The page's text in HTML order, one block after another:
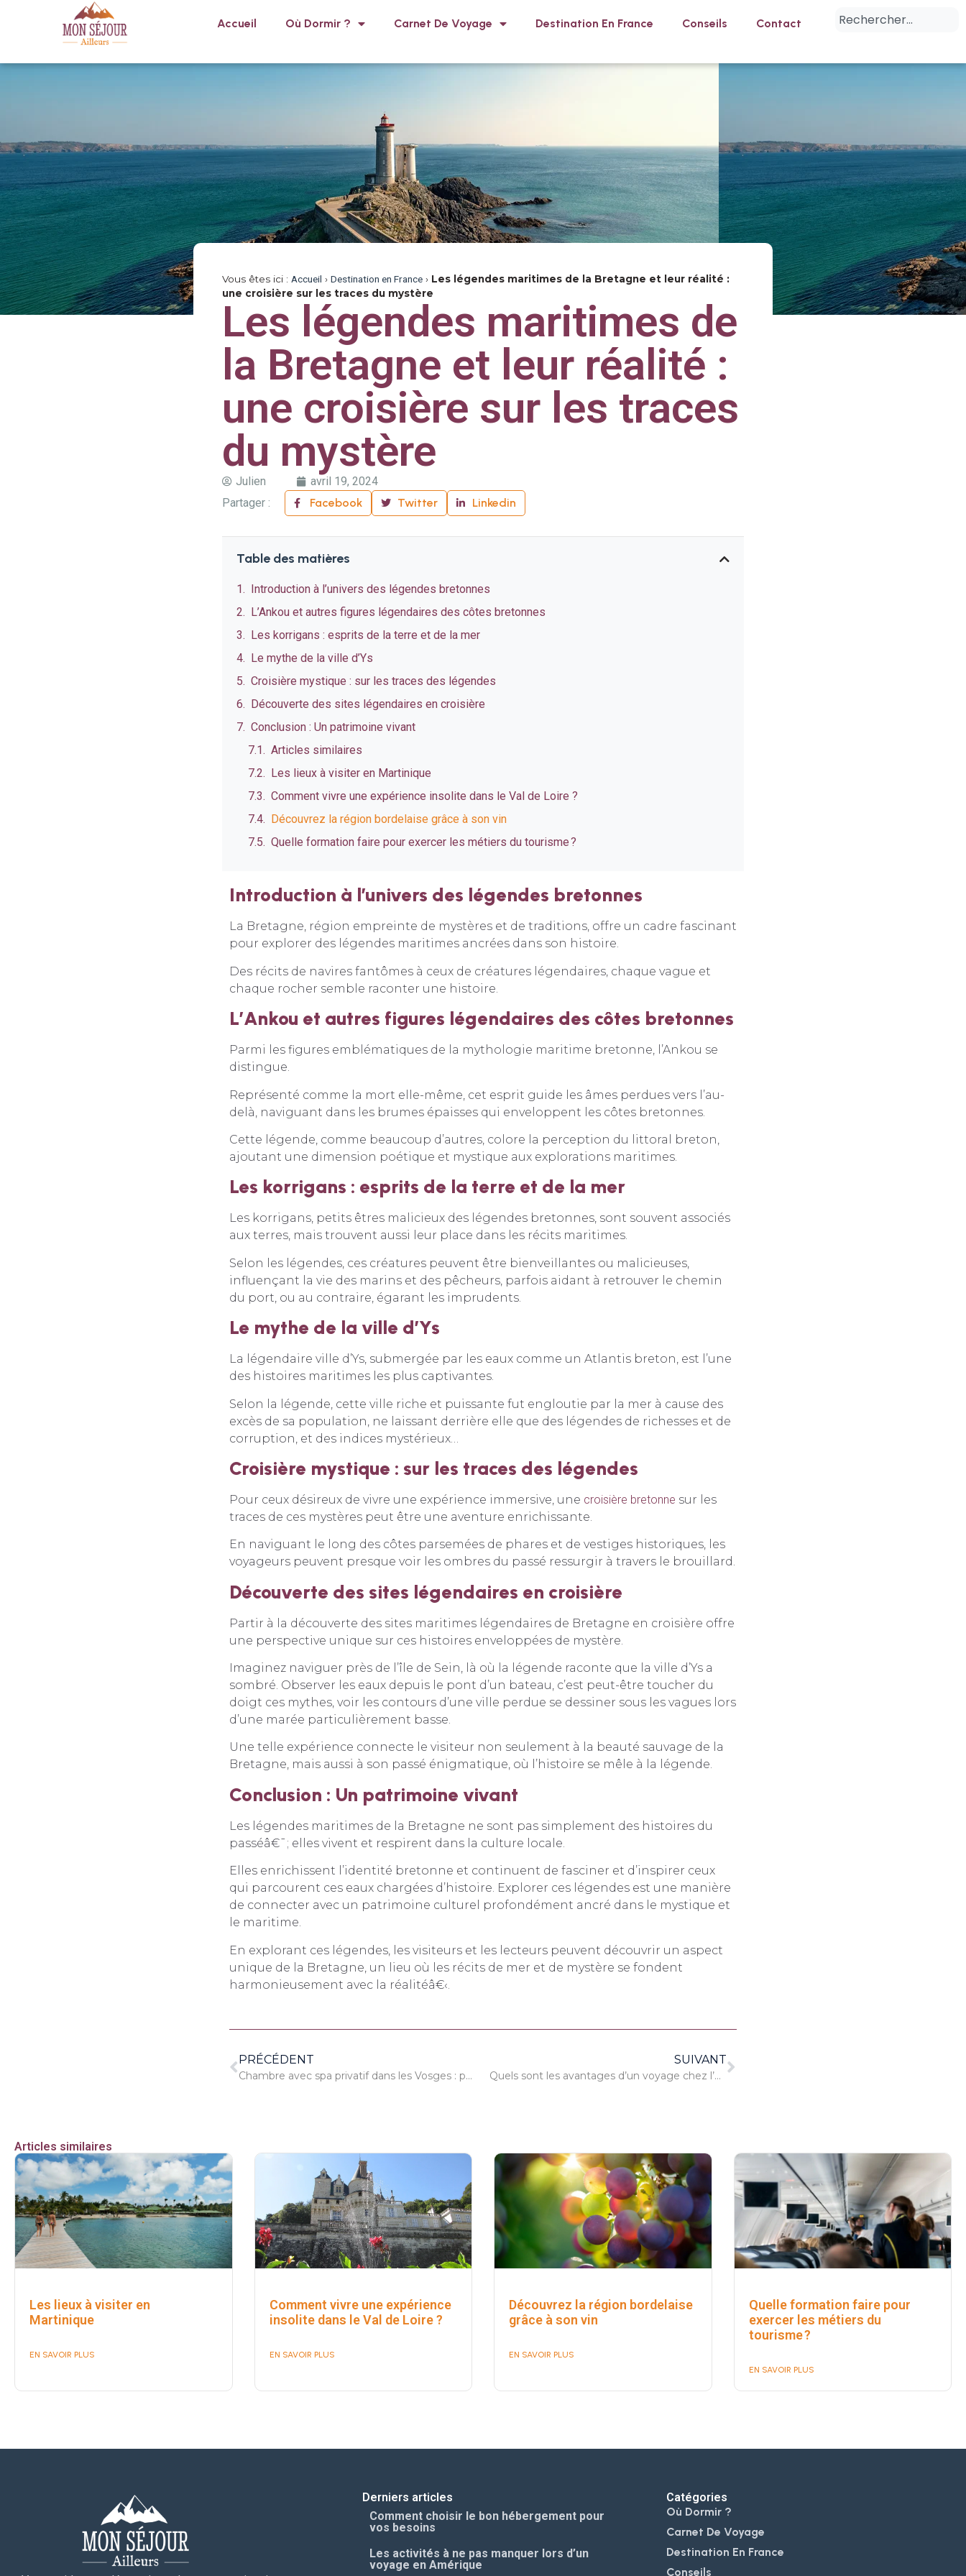
Accueil Où Dormir ? Carnet De Voyage Destination En France Conseils Contact
Vous êtes ici : Accueil › Destination en France› Les légendes maritimes de la Bretagne et leur réalité :
une croisière sur les traces du mystère
Les légendes maritimes de
la Bretagne et leur réalité :
une croisière sur les traces
du mystère
Julien
avril 19, 2024
Partager :
Facebook Twitter Linkedin
Table des matières
Introduction à l’univers des légendes bretonnes
L’Ankou et autres figures légendaires des côtes bretonnes
Les korrigans : esprits de la terre et de la mer
Le mythe de la ville d’Ys
Croisière mystique : sur les traces des légendes
Découverte des sites légendaires en croisière
Conclusion : Un patrimoine vivant
Articles similaires
Les lieux à visiter en Martinique
Comment vivre une expérience insolite dans le Val de Loire ?
Découvrez la région bordelaise grâce à son vin
Quelle formation faire pour exercer les métiers du tourisme ?
Introduction à l’univers des légendes bretonnes
La Bretagne, région empreinte de mystères et de traditions, offre un cadre fascinant
pour explorer des légendes maritimes ancrées dans son histoire.
Des récits de navires fantômes à ceux de créatures légendaires, chaque vague et
chaque rocher semble raconter une histoire.
L’Ankou et autres figures légendaires des côtes bretonnes
Parmi les figures emblématiques de la mythologie maritime bretonne, l’Ankou se
distingue.
Représenté comme la mort elle-même, cet esprit guide les âmes perdues vers l’au-
delà, naviguant dans les brumes épaisses qui enveloppent les côtes bretonnes.
Cette légende, comme beaucoup d’autres, colore la perception du littoral breton,
ajoutant une dimension poétique et mystique aux explorations maritimes.
Les korrigans : esprits de la terre et de la mer
Les korrigans, petits êtres malicieux des légendes bretonnes, sont souvent associés
aux terres, mais trouvent aussi leur place dans les récits maritimes.
Selon les légendes, ces créatures peuvent être bienveillantes ou malicieuses,
influençant la vie des marins et des pêcheurs, parfois aidant à retrouver le chemin
du port, ou au contraire, égarant les imprudents.
Le mythe de la ville d’Ys
La légendaire ville d’Ys, submergée par les eaux comme un Atlantis breton, est l’une
des histoires maritimes les plus captivantes.
Selon la légende, cette ville riche et puissante fut engloutie par la mer à cause des
excès de sa population, ne laissant derrière elle que des légendes de richesses et de
corruption, et des indices mystérieux…
Croisière mystique : sur les traces des légendes
Pour ceux désireux de vivre une expérience immersive, une croisière bretonne sur les
traces de ces mystères peut être une aventure enrichissante.
En naviguant le long des côtes parsemées de phares et de vestiges historiques, les
voyageurs peuvent presque voir les ombres du passé ressurgir à travers le brouillard.
Découverte des sites légendaires en croisière
Partir à la découverte des sites maritimes légendaires de Bretagne en croisière offre
une perspective unique sur ces histoires enveloppées de mystère.
Imaginez naviguer près de l’île de Sein, là où la légende raconte que la ville d’Ys a
sombré. Observer les eaux depuis le pont d’un bateau, c’est peut-être toucher du
doigt ces mythes, voir les contours d’une ville perdue se dessiner sous les vagues lors
d’une marée particulièrement basse.
Une telle expérience connecte le visiteur non seulement à la beauté sauvage de la
Bretagne, mais aussi à son passé énigmatique, où l’histoire se mêle à la légende.
Conclusion : Un patrimoine vivant
Les légendes maritimes de la Bretagne ne sont pas simplement des histoires du
passéâ€¯; elles vivent et respirent dans la culture locale.
Elles enrichissent l’identité bretonne et continuent de fasciner et d’inspirer ceux
qui parcourent ces eaux chargées d’histoire. Explorer ces légendes est une manière
de connecter avec un patrimoine culturel profondément ancré dans le mystique et
le maritime.
En explorant ces légendes, les visiteurs et les lecteurs peuvent découvrir un aspect
unique de la Bretagne, un lieu où les récits de mer et de mystère se fondent
harmonieusement avec la réalitéâ€‹.
PRÉCÉDENT
Chambre avec spa privatif dans les Vosges : passez une nuit romantique au Glam88 !
SUIVANT
Quels sont les avantages d’un voyage chez l’habitant ?
Articles similaires
Les lieux à visiter en
Martinique
EN SAVOIR PLUS
Comment vivre une expérience
insolite dans le Val de Loire ?
EN SAVOIR PLUS
Découvrez la région bordelaise
grâce à son vin
EN SAVOIR PLUS
Quelle formation faire pour
exercer les métiers du
tourisme ?
EN SAVOIR PLUS
Derniers articles
Comment choisir le bon hébergement pour
vos besoins
Les activités à ne pas manquer lors d’un
voyage en Amérique
Catégories
Où Dormir ?
Carnet De Voyage
Destination En France
Conseils